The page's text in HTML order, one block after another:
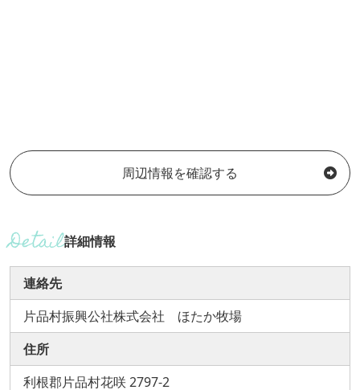
周辺情報を確認する
詳細情報
連絡先
片品村振興公社株式会社 ほたか牧場
住所
利根郡片品村花咲 2797-2